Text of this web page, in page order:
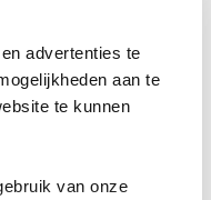
advertenties te
aan te
te kunnen
van onze
de koraalriffen
themapark en
spectaculaire
de laatste was
dus als je in